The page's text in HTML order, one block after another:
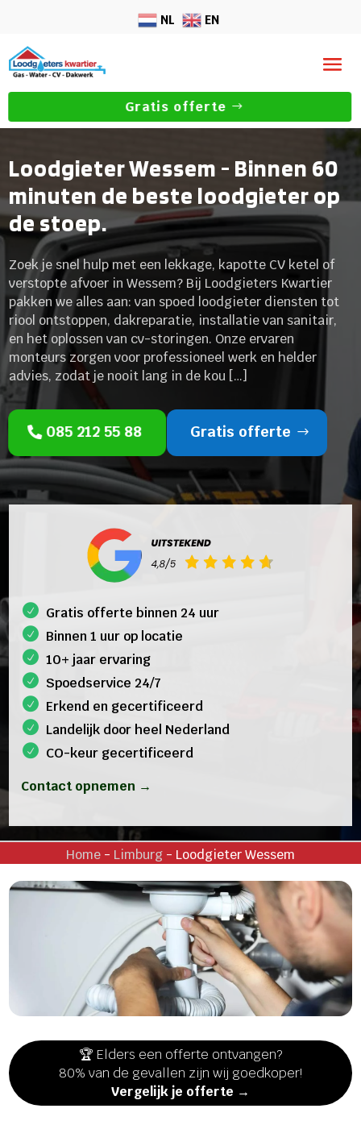
NL EN
Gratis offerte
Loodgieter Wessem - Binnen 60
minuten de beste loodgieter op
de stoep.
Zoek je snel hulp met een lekkage, kapotte CV ketel of
verstopte afvoer in Wessem? Bij Loodgieters Kwartier
pakken we alles aan: van spoed loodgieter diensten tot
riool ontstoppen, dakreparatie, installatie van sanitair,
en het oplossen van cv-storingen. Onze ervaren
monteurs zorgen voor professioneel werk en helder
advies, zodat je nooit lang in de kou […]
085 212 55 88 Gratis offerte
Gratis offerte binnen 24 uur
Binnen 1 uur op locatie
10+ jaar ervaring
Spoedservice 24/7
Erkend en gecertificeerd
Landelijk door heel Nederland
CO-keur gecertificeerd
Contact opnemen →
Home- Limburg- Loodgieter Wessem
🏆 Elders een offerte ontvangen?
80% van de gevallen zijn wij goedkoper!
Vergelijk je offerte →